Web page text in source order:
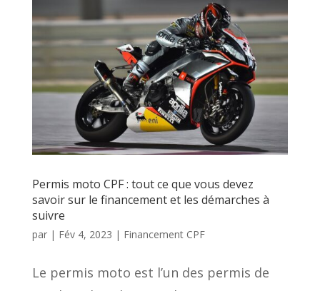
Permis moto CPF : tout ce que vous devez
savoir sur le financement et les démarches à
suivre
par | Fév 4, 2023 | Financement CPF
Le permis moto est l’un des permis de